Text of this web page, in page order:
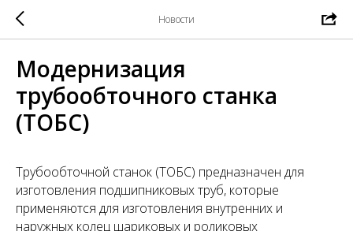
Новости
Модернизация
трубообточного станка
(ТОБС)
Трубообточной станок (ТОБС) предназначен для
изготовления подшипниковых труб, которые
применяются для изготовления внутренних и
наружных колец шариковых и роликовых